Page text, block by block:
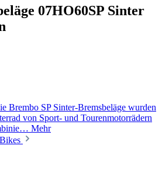
07HO60SP Sinter
Brembo SP Sinter-Bremsbeläge wurden
von Sport- und Tourenmotorrädern
Mehr